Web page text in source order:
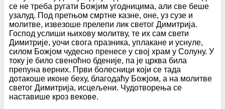
се не треба ругати Божјим угодницима, али све беше
узалуд. Под претњом смртне казне, оне, уз сузе и
молитве, извезоше прелепи лик светог Димитрија.
Господ услиши њихову молитву, те их сам свети
Димитрије, уочи свога празника, уплакане и уснуле,
силом Божјом чудесно пренесе у свој храм у Солуну. У
току је било свеноћно бденије, па је црква била
препуна верних. Први болесници који се тада
дотакоше иконе беху, благодаћу Божјом, а на молитве
светог Димитрија, исцељени. Чудотворења се
наставише кроз векове.